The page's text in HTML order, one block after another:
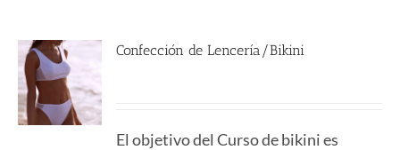
Confección de Lencería/Bikini
El objetivo del Curso de bikini es